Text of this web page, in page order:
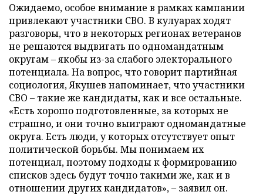
Ожидаемо, особое внимание в рамках кампании
привлекают участники СВО. В кулуарах ходят
разговоры, что в некоторых регионах ветеранов
не решаются выдвигать по одномандатным
округам – якобы из-за слабого электорального
потенциала. На вопрос, что говорит партийная
социология, Якушев напоминает, что участники
СВО – такие же кандидаты, как и все остальные.
«Есть хорошо подготовленные, за которых не
страшно, и они точно выиграют одномандатные
округа. Есть люди, у которых отсутствует опыт
политической борьбы. Мы понимаем их
потенциал, поэтому подходы к формированию
списков здесь будут точно такими же, как и в
отношении других кандидатов», – заявил он.